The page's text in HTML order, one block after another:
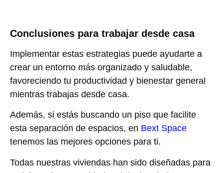
Conclusiones para trabajar desde casa
Implementar estas estrategias puede ayudarte a
crear un entorno más organizado y saludable,
favoreciendo tu productividad y bienestar general
mientras trabajas desde casa.
Además, si estás buscando un piso que facilite
esta separación de espacios, en Bext Space
tenemos las mejores opciones para ti.
Todas nuestras viviendas han sido diseñadas para